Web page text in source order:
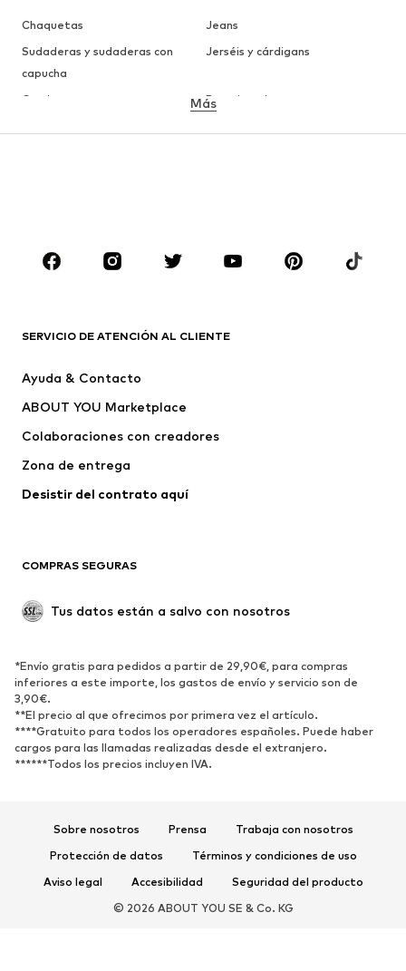
Chaquetas
Jeans
Sudaderas y sudaderas con
capucha
Jerséis y cárdigans
Camisetas
Ropa interior
ROPA
Camisetas
Jeans
Pantalones
Ropa interior
Jerséis y cárdigans
Trajes y chaquetas
Nuevo
Tendencia
Zapatos bajos
Zapatos deportivos
Zapatos abiertos
DEPORTE
Ropa deportiva
Disciplinas deportivas
Complementos deportivos
COMPLEMENTOS
Más
SERVICIO DE ATENCIÓN AL CLIENTE
Ayuda & Contacto
ABOUT YOU Marketplace
Colaboraciones con creadores
Zona de entrega
Desistir del contrato aquí
COMPRAS SEGURAS
Tus datos están a salvo con nosotros
*Envío gratis para pedidos a partir de 29,90€, para compras
inferiores a este importe, los gastos de envío y servicio son de
3,90€.
**El precio al que ofrecimos por primera vez el artículo.
****Gratuito para todos los operadores españoles. Puede haber
cargos para las llamadas realizadas desde el extranjero.
******Todos los precios incluyen IVA.
Sobre nosotros Prensa
Trabaja con nosotros
Protección de datos
Términos y condiciones de uso
Aviso legal
Accesibilidad
Seguridad del producto
© 2026 ABOUT YOU SE & Co. KG